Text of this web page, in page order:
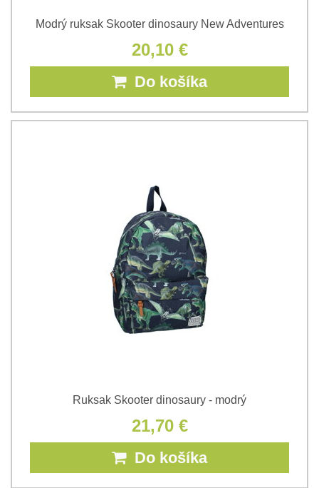
Modrý ruksak Skooter dinosaury New Adventures
20,10 €
Do košíka
Ruksak Skooter dinosaury - modrý
21,70 €
Do košíka